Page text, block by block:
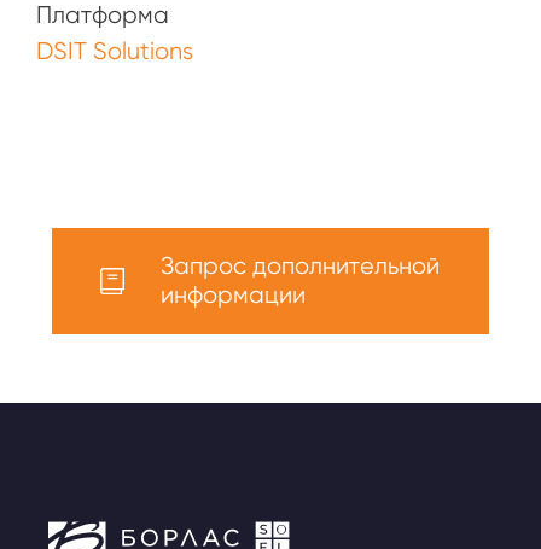
Платформа
DSIT Solutions
Запрос дополнительной
информации